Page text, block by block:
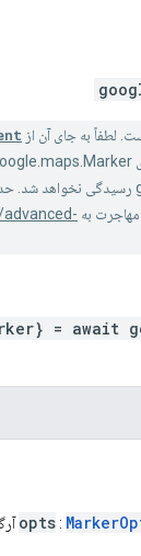
مهاجرت به
= await
opts: